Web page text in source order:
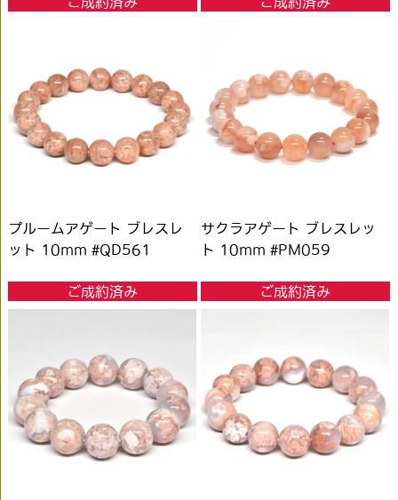
プルームアゲート ブレスレ
ット 10mm #QD561
ご成約済み
サクラアゲート ブレスレッ
ト 10mm #PM059
ご成約済み